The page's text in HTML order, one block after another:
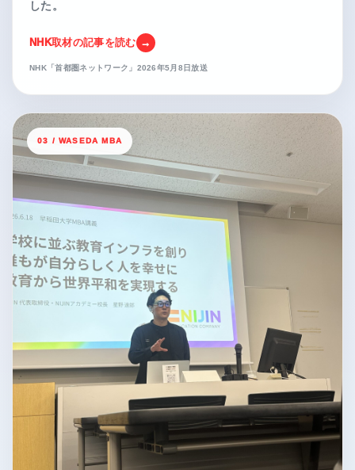
した。
NHK取材の記事を読む
NHK「首都圏ネットワーク」2026年5月8日放送
03 / WASEDA MBA